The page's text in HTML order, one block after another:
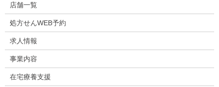
店舗一覧
処方せんWEB予約
求人情報
事業内容
在宅療養支援